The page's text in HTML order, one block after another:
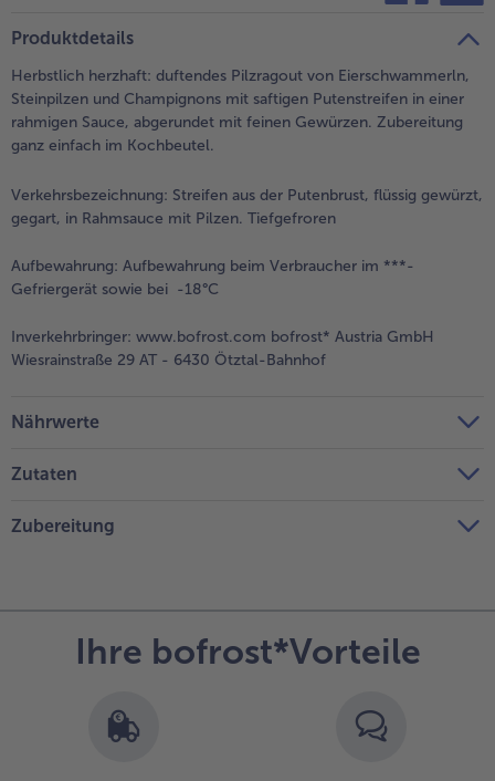
Produktdetails
Herbstlich herzhaft: duftendes Pilzragout von Eierschwammerln,
Steinpilzen und Champignons mit saftigen Putenstreifen in einer
rahmigen Sauce, abgerundet mit feinen Gewürzen. Zubereitung
ganz einfach im Kochbeutel.
Verkehrsbezeichnung: Streifen aus der Putenbrust, flüssig gewürzt,
gegart, in Rahmsauce mit Pilzen. Tiefgefroren
Aufbewahrung: Aufbewahrung beim Verbraucher im ***-
Gefriergerät sowie bei -18°C
Inverkehrbringer: www.bofrost.com bofrost* Austria GmbH
Wiesrainstraße 29 AT - 6430 Ötztal-Bahnhof
Nährwerte
Zutaten
Zubereitung
Ihre bofrost*Vorteile